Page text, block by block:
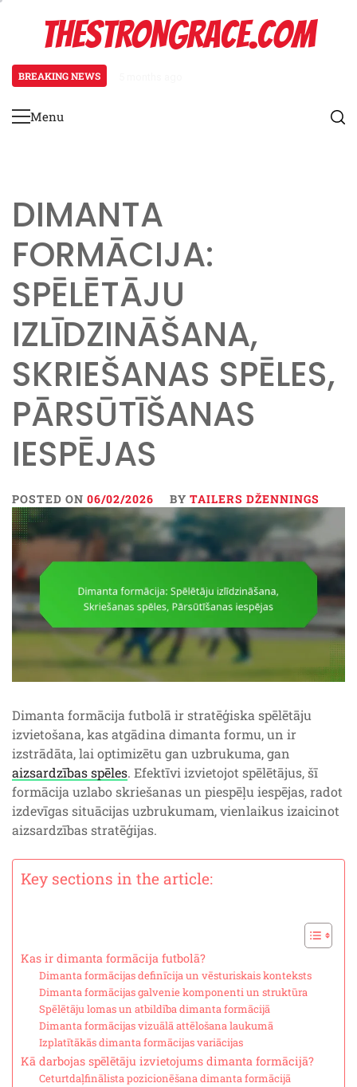
contentTHESTRONGRACE.COM
BREAKING NEWS
Primary
Menu
DIMANTA
FORMĀCIJA:
SPĒLĒTĀJU
IZLĪDZINĀŠANA,
SKRIEŠANAS SPĒLES,
PĀRSŪTĪŠANAS
IESPĒJAS
POSTED ON 06/02/2026 BY TAILERS DŽENNINGS
Dimanta formācija futbolā ir stratēģiska spēlētāju
izvietošana, kas atgādina dimanta formu, un ir
izstrādāta, lai optimizētu gan uzbrukuma, gan
aizsardzības spēles. Efektīvi izvietojot spēlētājus, šī
formācija uzlabo skriešanas un piespēļu iespējas, radot
izdevīgas situācijas uzbrukumam, vienlaikus izaicinot
aizsardzības stratēģijas.
Key sections in the article:
Kas ir dimanta formācija futbolā?
Dimanta formācijas definīcija un vēsturiskais konteksts
Dimanta formācijas galvenie komponenti un struktūra
Spēlētāju lomas un atbildība dimanta formācijā
Dimanta formācijas vizuālā attēlošana laukumā
Izplatītākās dimanta formācijas variācijas
Kā darbojas spēlētāju izvietojums dimanta formācijā?
Ceturtdaļfinālista pozicionēšana dimanta formācijā